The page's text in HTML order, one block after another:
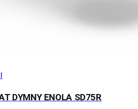
DYMNY ENOLA SD75R